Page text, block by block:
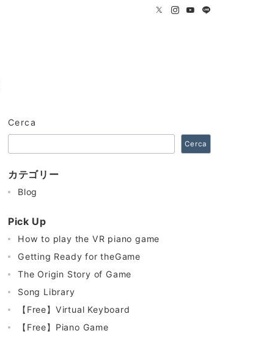
Cerca
Cerca
カテゴリー
Blog
Pick Up
How to play the VR piano game
Getting Ready for theGame
The Origin Story of Game
Song Library
【Free】Virtual Keyboard
【Free】Piano Game